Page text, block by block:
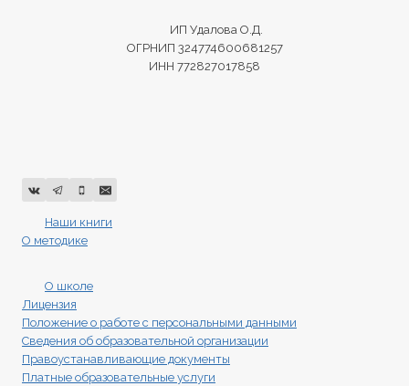
ИП Удалова О.Д.
ОГРНИП 324774600681257
ИНН 772827017858
Наши книги
О методике
О школе
Лицензия
Положение о работе с персональными данными
Сведения об образовательной организации
Правоустанавливающие документы
Платные образовательные услуги